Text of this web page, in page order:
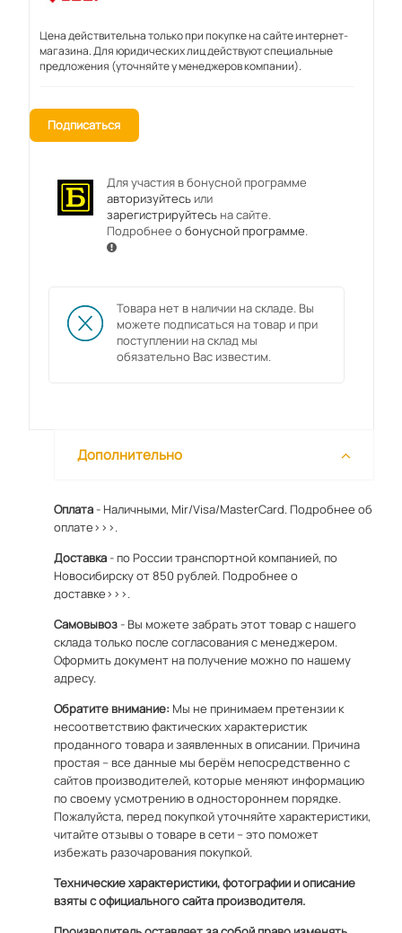
Цена действительна только при покупке на сайте интернет-
магазина. Для юридических лиц действуют специальные
предложения (уточняйте у менеджеров компании).
Подписаться
Для участия в бонусной программе
авторизуйтесьили
зарегистрируйтесьна сайте.
Подробнее обонусной программе.
Товара нет в наличии на складе. Вы
можете подписаться на товар и при
поступлении на склад мы
обязательно Вас известим.
Дополнительно
Оплата- Наличными, Mir/Visa/MasterCard. Подробнее об
оплате>>>.
Доставка- по России транспортной компанией, по
Новосибирску от 850 рублей. Подробнее о
доставке>>>.
Самовывоз- Вы можете забрать этот товар с нашего
склада только после согласования с менеджером.
Оформить документ на получение можно по нашему
адресу.
Обратите внимание: Мы не принимаем претензии к
несоответствию фактических характеристик
проданного товара и заявленных в описании. Причина
простая – все данные мы берём непосредственно с
сайтов производителей, которые меняют информацию
по своему усмотрению в одностороннем порядке.
Пожалуйста, перед покупкой уточняйте характеристики,
читайте отзывы о товаре в сети – это поможет
избежать разочарования покупкой.
Технические характеристики, фотографии и описание
взяты с официального сайта производителя.